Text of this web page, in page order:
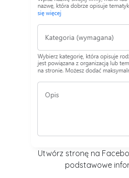
Utwórz stronę na
podstawowe